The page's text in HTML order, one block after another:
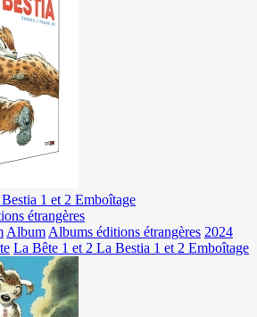
1 et 2 Emboîtage
étrangères
Album Albums éditions étrangères 2024
La Bête 1 et 2 La Bestia 1 et 2 Emboîtage